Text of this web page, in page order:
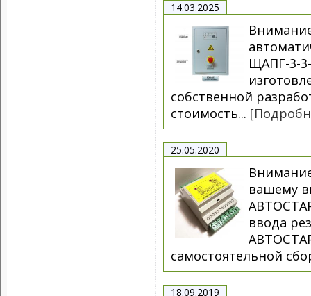
14.03.2025
ЩАПГ-3-
собственной
стоимость...
25.05.2020
вашему
ввода
самостоятельной
18.09.2019